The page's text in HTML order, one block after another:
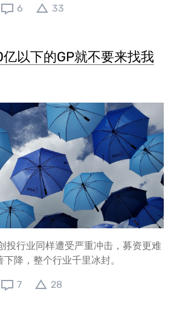
6 33
以下的GP就不要来找我
投行业同样遭受严重冲击，募资更难
降，整个行业千里冰封。
7 28